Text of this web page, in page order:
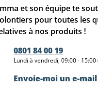
et son équipe te
pour toutes les
à nos produits !
0801 84 00 19
Lundi à vendredi, 09:00 -
Envoie-moi un e-mail